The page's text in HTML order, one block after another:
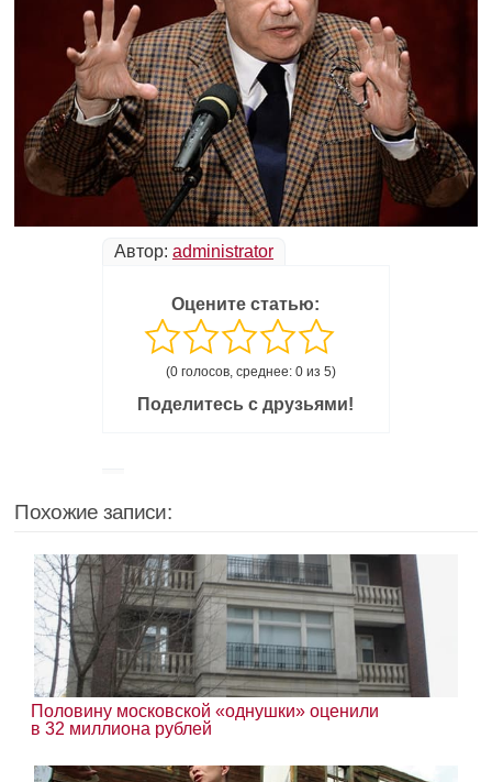
Автор: administrator
Оцените статью:
(0 голосов, среднее: 0 из 5)
Поделитесь с друзьями!
Похожие записи:
Половину московской «однушки» оценили
в 32 миллиона рублей